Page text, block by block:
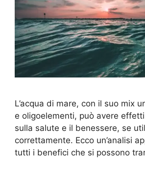
L’acqua di mare, con il suo mix
e oligoelementi, può avere
sulla salute e il benessere, se
correttamente. Ecco un’analisi
tutti i benefici che si possono